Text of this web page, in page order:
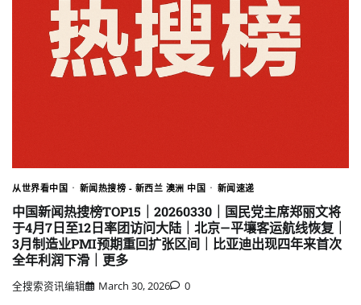
从世界看中国 新闻热搜榜 - 新西兰 澳洲 中国 新闻速递
中国新闻热搜榜TOP15｜20260330｜国民党主席郑丽文将
于4月7日至12日率团访问大陆｜北京—平壤客运航线恢复｜
3月制造业PMI预期重回扩张区间｜比亚迪出现四年来首次
全年利润下滑｜更多
全搜索资讯编辑 March 30, 2026 0